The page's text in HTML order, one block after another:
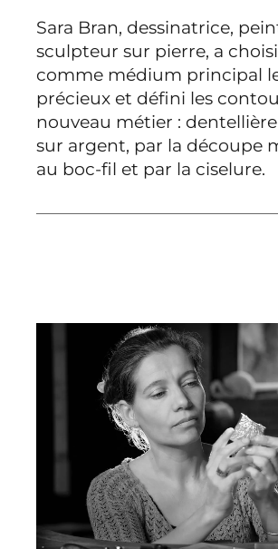
Sara Bran, dessinatrice,
sculpteur sur pierre, a
comme médium principal
précieux et défini les
nouveau métier :
sur argent, par la découpe
au boc-fil et par la ciselure.